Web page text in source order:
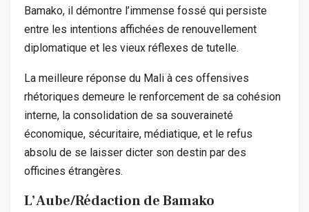
Bamako, il démontre l’immense fossé qui persiste
entre les intentions affichées de renouvellement
diplomatique et les vieux réflexes de tutelle.
La meilleure réponse du Mali à ces offensives
rhétoriques demeure le renforcement de sa cohésion
interne, la consolidation de sa souveraineté
économique, sécuritaire, médiatique, et le refus
absolu de se laisser dicter son destin par des
officines étrangères.
L’Aube/Rédaction de Bamako